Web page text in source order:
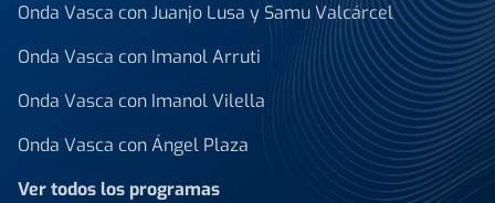
Onda Vasca con Juanjo Lusa y Samu Valcárcel
Onda Vasca con Imanol Arruti
Onda Vasca con Imanol Vilella
Onda Vasca con Ángel Plaza
Ver todos los programas